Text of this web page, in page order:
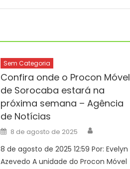
Sem Categoria
Confira onde o Procon Móvel
de Sorocaba estará na
próxima semana – Agência
de Notícias
Posted
on
8 de agosto de 2025
8 de agosto de 2025 12:59 Por: Evelyn
Azevedo A unidade do Procon Móvel